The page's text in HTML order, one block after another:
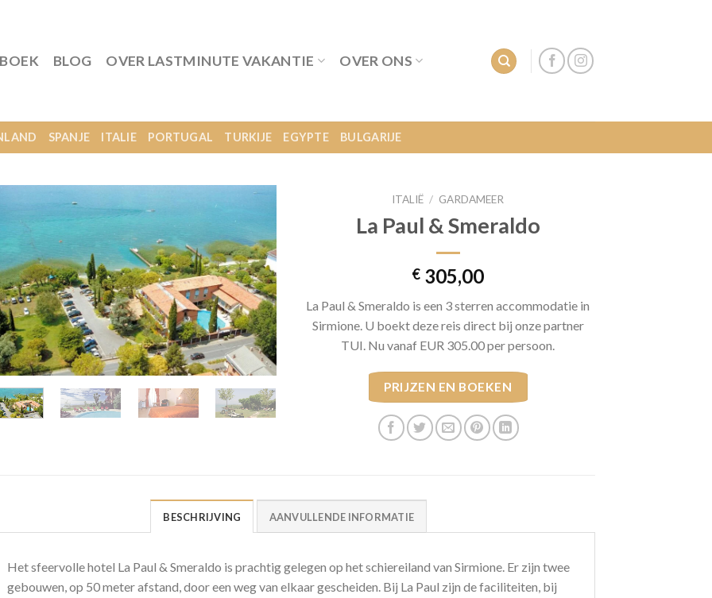
BLOG OVER LASTMINUTE VAKANTIE OVER ONS
SPANJE ITALIE PORTUGAL TURKIJE EGYPTE BULGARIJE
ITALIË / GARDAMEER
La Paul & Smeraldo
€ 305,00
La Paul & Smeraldo is een 3 sterren accommodatie in
Sirmione. U boekt deze reis direct bij onze partner
TUI. Nu vanaf EUR 305.00 per persoon.
PRIJZEN EN BOEKEN
BESCHRIJVING AANVULLENDE INFORMATIE
Het sfeervolle hotel La Paul & Smeraldo is prachtig gelegen op het schiereiland van Sirmione. Er zijn twee
gebouwen, op 50 meter afstand, door een weg van elkaar gescheiden. Bij La Paul zijn de faciliteiten, bij